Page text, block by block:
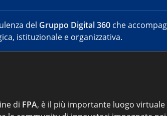
del Gruppo Digital 360 che
istituzionale e organizzativa.
di FPA, è il più importante luogo virtuale